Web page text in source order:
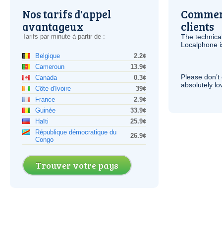
Nos tarifs d'appel
avantageux
Tarifs par minute à partir de :
Belgique
2.2¢
Cameroun
13.9¢
Canada
0.3¢
Côte d'Ivoire
39¢
France
2.9¢
Guinée
33.9¢
Haïti
25.9¢
République démocratique du
Congo
26.9¢
Trouver votre pays
clients
The
Localphone
Please
absolutely